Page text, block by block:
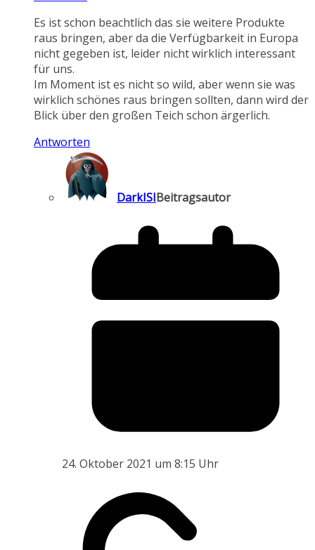
Es ist schon beachtlich das sie weitere Produkte
raus bringen, aber da die Verfügbarkeit in Europa
nicht gegeben ist, leider nicht wirklich interessant
für uns.
Im Moment ist es nicht so wild, aber wenn sie was
wirklich schönes raus bringen sollten, dann wird der
Blick über den großen Teich schon ärgerlich.
Antworten
DarkISIBeitragsautor
24. Oktober 2021 um 8:15 Uhr